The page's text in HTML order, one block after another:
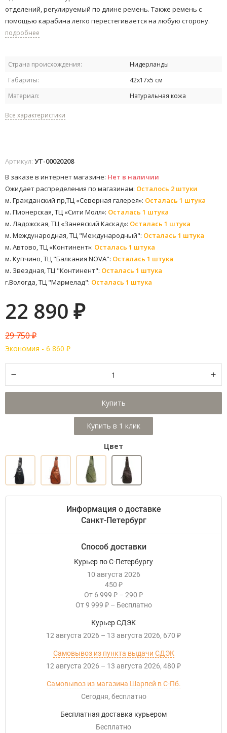
отделений, регулируемый по длине ремень. Также ремень с
помощью карабина легко перестегивается на любую сторону.​
подробнее
Страна происхождения:
Нидерланды
Габариты:
42х17х5 см
Материал:
Натуральная кожа
Все характеристики
Артикул: УТ-00020208
В заказе в интернет магазине: Нет в наличии
Ожидает распределения по магазинам: Осталось 2 штуки
м. Гражданский пр,ТЦ «Северная галерея»: Осталась 1 штука
м. Пионерская, ТЦ «Сити Молл»: Осталась 1 штука
м. Ладожская, ТЦ «Заневский Каскад»: Осталась 1 штука
м. Международная, ТЦ "Международный": Осталась 1 штука
м. Автово, ТЦ «Континент»: Осталась 1 штука
м. Купчино, ТЦ "Балкания NOVA": Осталась 1 штука
м. Звездная, ТЦ "Континент": Осталась 1 штука
г.Вологда, ТЦ "Мармелад": Осталась 1 штука
22 890 ₽
29 750₽
Экономия - 6 860 ₽
Купить
Цвет
Информация о доставке
Санкт-Петербург
Способ доставки
Курьер по С-Петербургу
10 августа 2026
450 ₽
От 6 999 ₽ – 290 ₽
От 9 999 ₽ – Бесплатно
Курьер СДЭК
12 августа 2026 – 13 августа 2026 670 ₽
Самовывоз из пункта выдачи СДЭК
12 августа 2026 – 13 августа 2026 480 ₽
Самовывоз из магазина Шарпей в С-Пб.
Сегодня
Бесплатно
Бесплатная доставка курьером
Бесплатно